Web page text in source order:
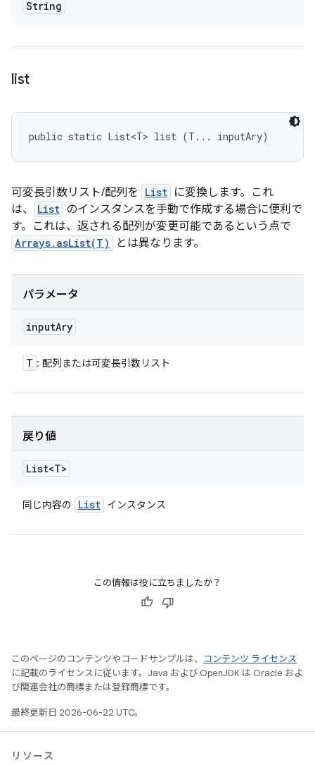
String
list
public static List<T> list (T... inputAry)
可変長引数リスト/配列を List に変換します。これ
は、
List のインスタンスを手動で作成する場合に便利で
す。これは、返される配列が変更可能であるという点で
Arrays.asList(T) とは異なります。
パラメータ
inputAry
T : 配列または可変長引数リスト
戻り値
List<T>
同じ内容の List インスタンス
この情報は役に立ちましたか？
このページのコンテンツやコードサンプルは、
コンテンツ ライセンス
に記載のライセンスに従います。Java および OpenJDK は Oracle およ
び関連会社の商標または登録商標です。
最終更新日 2026-06-22 UTC。
リソース